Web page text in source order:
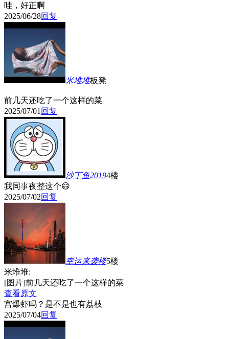
哇，好正啊
2025/06/28回复
米堆堆板凳
前几天还吃了一个这样的菜
2025/07/01 回复
沙丁鱼20194楼
我同事夜整这个😄
2025/07/02回复
幸运来袭楼5楼
米堆堆:
[图片]前几天还吃了一个这样的菜
查看原文
宫爆虾吗？是不是也有荔枝
2025/07/04回复